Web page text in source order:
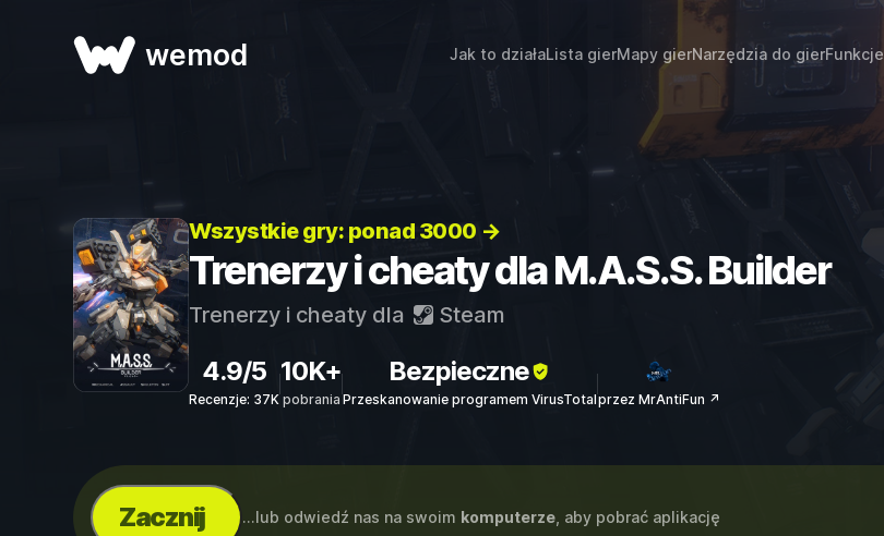
wemod Jak to działaLista gierMapy gierNarzędzia do gierFunkcje
Wszystkie gry: ponad 3000 →
Trenerzy i cheaty dla M.A.S.S. Builder
Trenerzy i cheaty dla Steam
4.9/5
Recenzje: 37K
10K+
pobrania
Bezpieczne
Przeskanowanie programem VirusTotalprzez MrAntiFun ↗
Zacznij ...lub odwiedź nas na swoim komputerze, aby pobrać aplikację